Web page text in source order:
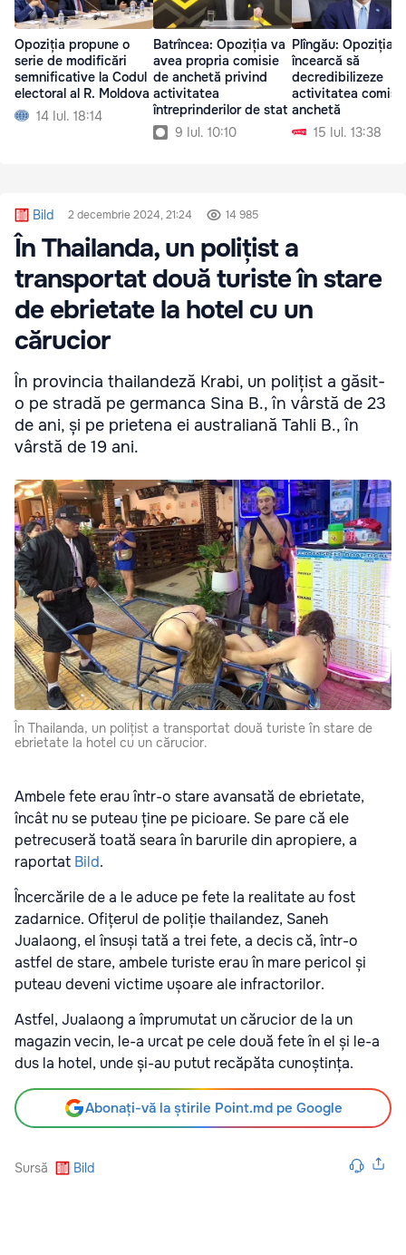
Opoziția propune o
serie de modificări
semnificative la Codul
electoral al R. Moldova
14 Iul. 18:14
Batrîncea: Opoziția va
avea propria comisie
de anchetă privind
activitatea
întreprinderilor de stat
9 Iul. 10:10
Plîngău: Opoziția
încearcă să
decredibilizeze
activitatea
anchetă
15 Iul. 13:38
Bild 2 decembrie 2024, 21:24 14 985
În Thailanda, un polițist a
transportat două turiste în stare
de ebrietate la hotel cu un
cărucior
În provincia thailandeză Krabi, un polițist a găsit-
o pe stradă pe germanca Sina B., în vârstă de 23
de ani, și pe prietena ei australiană Tahli B., în
vârstă de 19 ani.
În Thailanda, un polițist a transportat două turiste în stare de
ebrietate la hotel cu un cărucior.
Ambele fete erau într-o stare avansată de ebrietate,
încât nu se puteau ține pe picioare. Se pare că ele
petrecuseră toată seara în barurile din apropiere, a
raportat Bild.
Încercările de a le aduce pe fete la realitate au fost
zadarnice. Ofițerul de poliție thailandez, Saneh
Jualaong, el însuși tată a trei fete, a decis că, într-o
astfel de stare, ambele turiste erau în mare pericol și
puteau deveni victime ușoare ale infractorilor.
Astfel, Jualaong a împrumutat un cărucior de la un
magazin vecin, le-a urcat pe cele două fete în el și le-a
dus la hotel, unde și-au putut recăpăta cunoștința.
Abonați-vă la știrile Point.md pe Google
Sursă Bild